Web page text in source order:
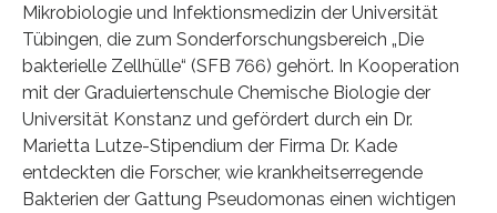
Mikrobiologie und Infektionsmedizin der Universität
Tübingen, die zum Sonderforschungsbereich „Die
bakterielle Zellhülle“ (SFB 766) gehört. In Kooperation
mit der Graduiertenschule Chemische Biologie der
Universität Konstanz und gefördert durch ein Dr.
Marietta Lutze-Stipendium der Firma Dr. Kade
entdeckten die Forscher, wie krankheitserregende
Bakterien der Gattung Pseudomonas einen wichtigen